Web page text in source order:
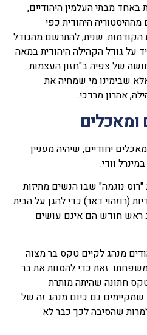
מבתי העלמין היהודיים,
היהודית כפי
שנית, להתרשם מהגודל
גודל הקהילה היהודית במאה
של צפיה ב"חזון העצמות
שבימינו מי שמחיה את
אהרון מרדכי.
יחודיים, שיהיה מעניין
וודי.
נוגמה" שבו הנשים מתיזות
דאר) כדי להגן על הבית
חודש הם אינם עושים
מנהג לקיים טקס בר מצוה
זאת כדי להסוות את בר
חתונה שהיתה מותרת
גם כיום מנהג זה של
שהסיבה לכך כבר לא